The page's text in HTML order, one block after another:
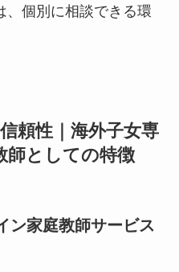
、個別に相談できる環
頼性｜海外子女専
師としての特徴
ン家庭教師サービス